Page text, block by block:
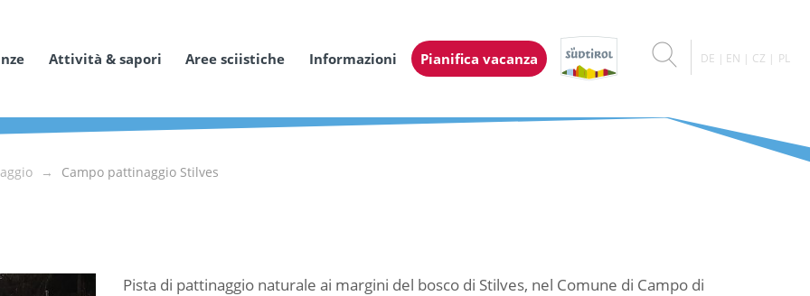
Attività & sapori Aree sciistiche Informazioni Pianifica vacanza DE EN CZ PL
Campo pattinaggio Stilves
Pista di pattinaggio naturale ai margini del bosco di Stilves, nel Comune di Campo di